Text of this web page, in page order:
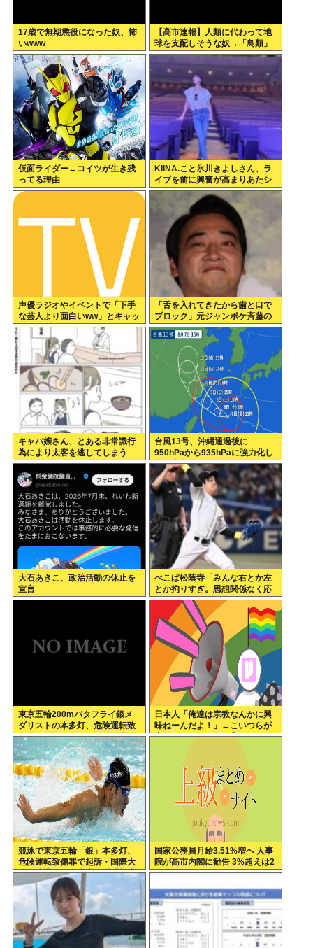
17歳で無期懲役になった奴、怖
いwww
【高市速報】人類に代わって地
球を支配しそうな奴→「鳥類」
「タコ・イカ」「麦」の3強に絞
仮面ライダー←コイツが生き残
ってる理由
KIINA.こと氷川きよしさん、ラ
イブを前に興奮が高まりあたシ
コ欲全開www
声優ラジオやイベントで「下手
な芸人より面白いww」とキャッ
キャしてたオタク消える
「舌を入れてきたから歯と口で
ブロック」元ジャンポケ斉藤の
不同意性交公判
キャバ嬢さん、とある非常識行
為により太客を逃してしまう
www
台風13号、沖縄通過後に
950hPaから935hPaに強力化し
中国本土へwww
大石あきこ、政治活動の休止を
宣言
ぺこぱ松蔭寺「みんな右とか左
とか拘りすぎ。思想関係なく応
援しようよ」
東京五輪200mバタフライ銀メ
ダリストの本多灯、危険運転致
傷罪で起訴される。なぜ日本の
競泳界はオワコン化したのか
日本人「俺達は宗教なんかに興
味ねーんだよ！」←こいつらが
宗教なしに道徳心を育めている
競泳で東京五輪「銀」本多灯、
危険運転致傷罪で起訴・国際大
会を辞退…日本水泳連盟「報告
が遅れお詫び」
国家公務員月給3.51%増へ 人事
院が高市内閣に勧告 3%超えは2
年連続